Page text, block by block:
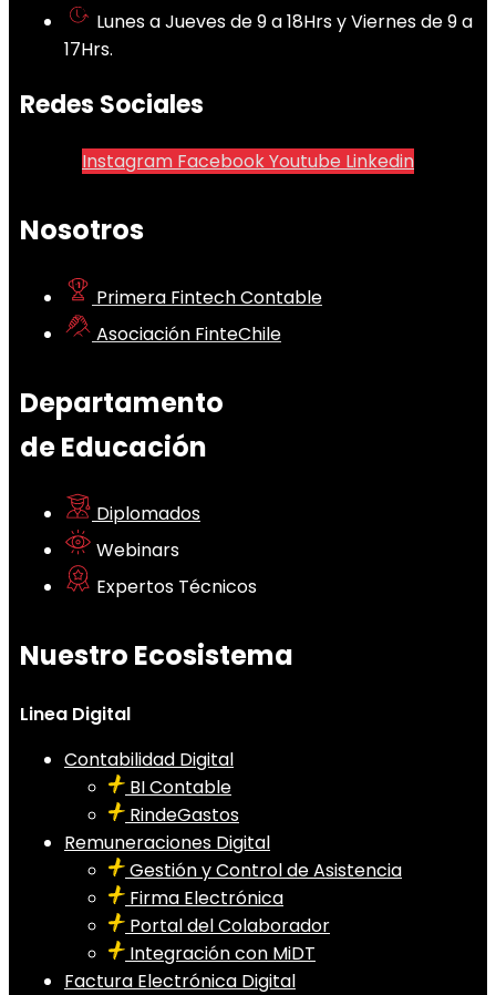
Lunes a Jueves de 9 a 18Hrs y Viernes de 9 a
17Hrs.
Redes Sociales
Instagram FacebookYoutube Linkedin
Nosotros
Primera Fintech Contable
Asociación FinteChile
Departamento
de Educación
Diplomados
Webinars
Expertos Técnicos
Nuestro Ecosistema
Linea Digital
Contabilidad Digital
BI Contable
RindeGastos
Remuneraciones Digital
Gestión y Control de Asistencia
Firma Electrónica
Portal del Colaborador
Integración con MiDT
Factura Electrónica Digital